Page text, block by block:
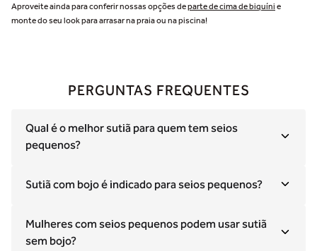
Aproveite ainda para conferir nossas opções departe de cima de biquíni e
monte do seu look para arrasar na praia ou na piscina!
PERGUNTAS FREQUENTES
Qual é o melhor sutiã para quem tem seios
pequenos?
Sutiã com bojo é indicado para seios pequenos?
Mulheres com seios pequenos podem usar sutiã
sem bojo?